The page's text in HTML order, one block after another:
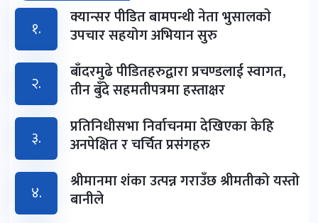
१. क्यान्सर पीडित बामपन्थी नेता भुसालकाे
उपचार सहयोग अभियान सुरु
२.
बाँदरमुढे पीडितहरुद्वारा प्रचण्डलाई स्वागत,
तीन बुँदे सहमतीपत्रमा हस्ताक्षर
३.
प्रतिनिधीसभा निर्वाचनमा देखिएका केहि
अनपेक्षित र चर्चित प्रसंगहरु
४.
श्रीमानमा शंका उत्पन्न गराउँछ श्रीमतीको यस्तो
बानीले